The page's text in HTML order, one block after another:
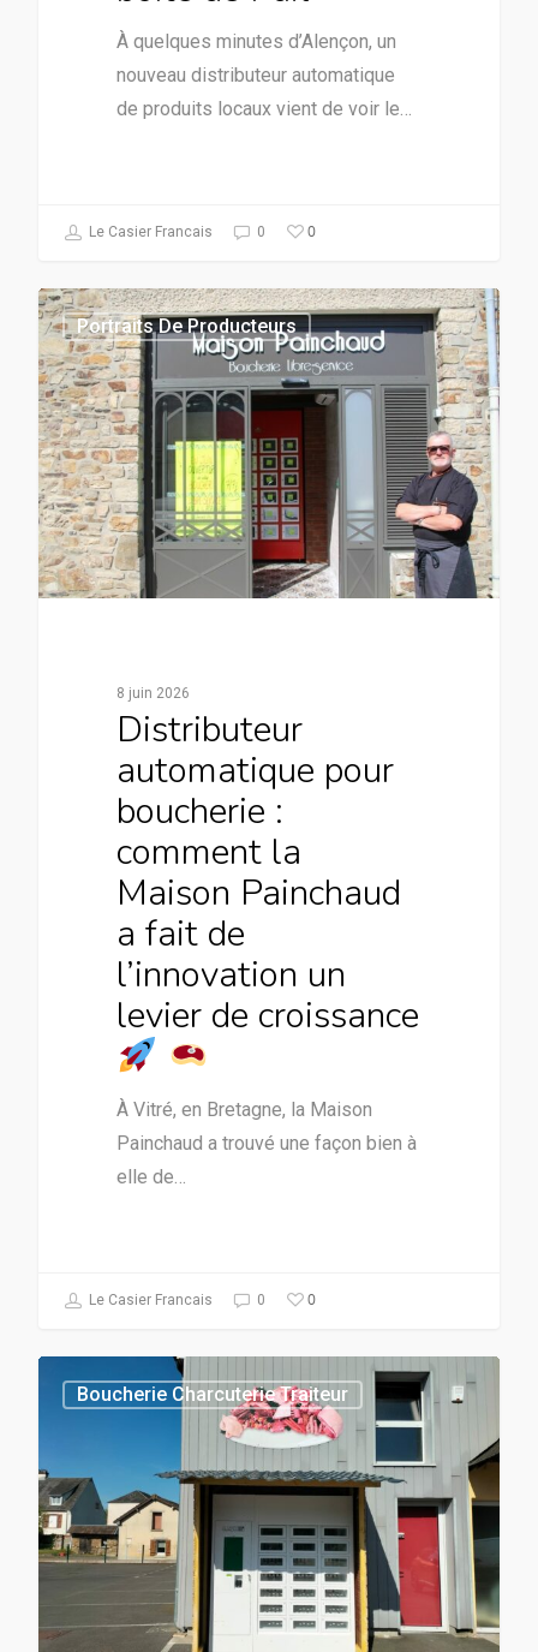
À quelques minutes d’Alençon, un
nouveau distributeur automatique
de produits locaux vient de voir le…
Le Casier Francais 0 0
Portraits De Producteurs
8 juin 2026
Distributeur
automatique pour
boucherie :
comment la
Maison Painchaud
a fait de
l’innovation un
levier de croissance
À Vitré, en Bretagne, la Maison
Painchaud a trouvé une façon bien à
elle de…
Le Casier Francais 0 0
Boucherie Charcuterie Traiteur